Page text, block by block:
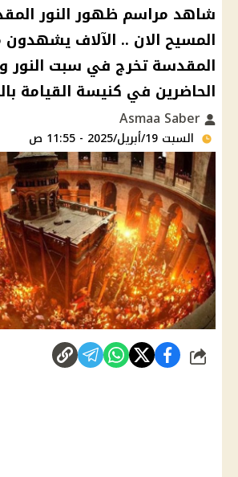
شاهد مراسم ظهور النور
المسيح الان .. الآلاف يشهدون
المقدسة تخرج في سبت النور
الحاضرين في كنيسة القيامة
السبت 19/أبريل/2025 - 11:55 ص
شارك